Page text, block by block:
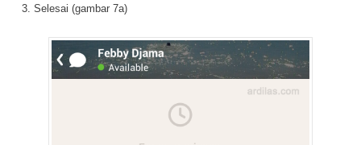
Selesai (gambar 7a)